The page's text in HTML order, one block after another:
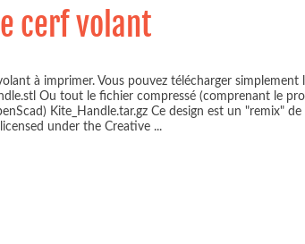
cerf volant
à imprimer. Vous pouvez télécharger simplement
Ou tout le fichier compressé (comprenant le
Kite_Handle.tar.gz Ce design est un "remix" de
under the Creative ...